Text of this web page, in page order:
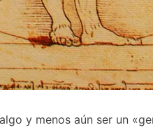
y menos aún ser un